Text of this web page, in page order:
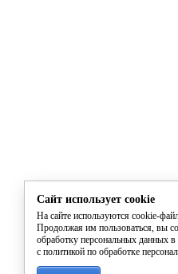
Сайт использует cookie
На сайте используются cookie-
Продолжая им пользоваться, вы
обработку персональных данных в
с политикой по обработке